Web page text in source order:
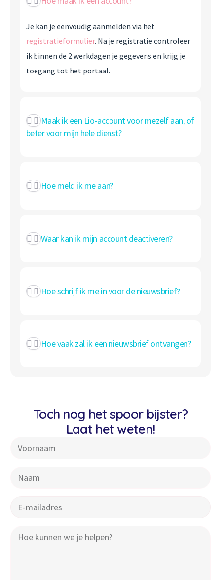
Je kan je eenvoudig aanmelden via het
registratieformulier. Na je registratie controleer
ik binnen de 2 werkdagen je gegevens en krijg je
toegang tot het portaal.
Maak ik een Lio-account voor mezelf aan, of
beter voor mijn hele dienst?
Hoe meld ik me aan?
Waar kan ik mijn account deactiveren?
Hoe schrijf ik me in voor de nieuwsbrief?
Hoe vaak zal ik een nieuwsbrief ontvangen?
Toch nog het spoor bijster?
Laat het weten!